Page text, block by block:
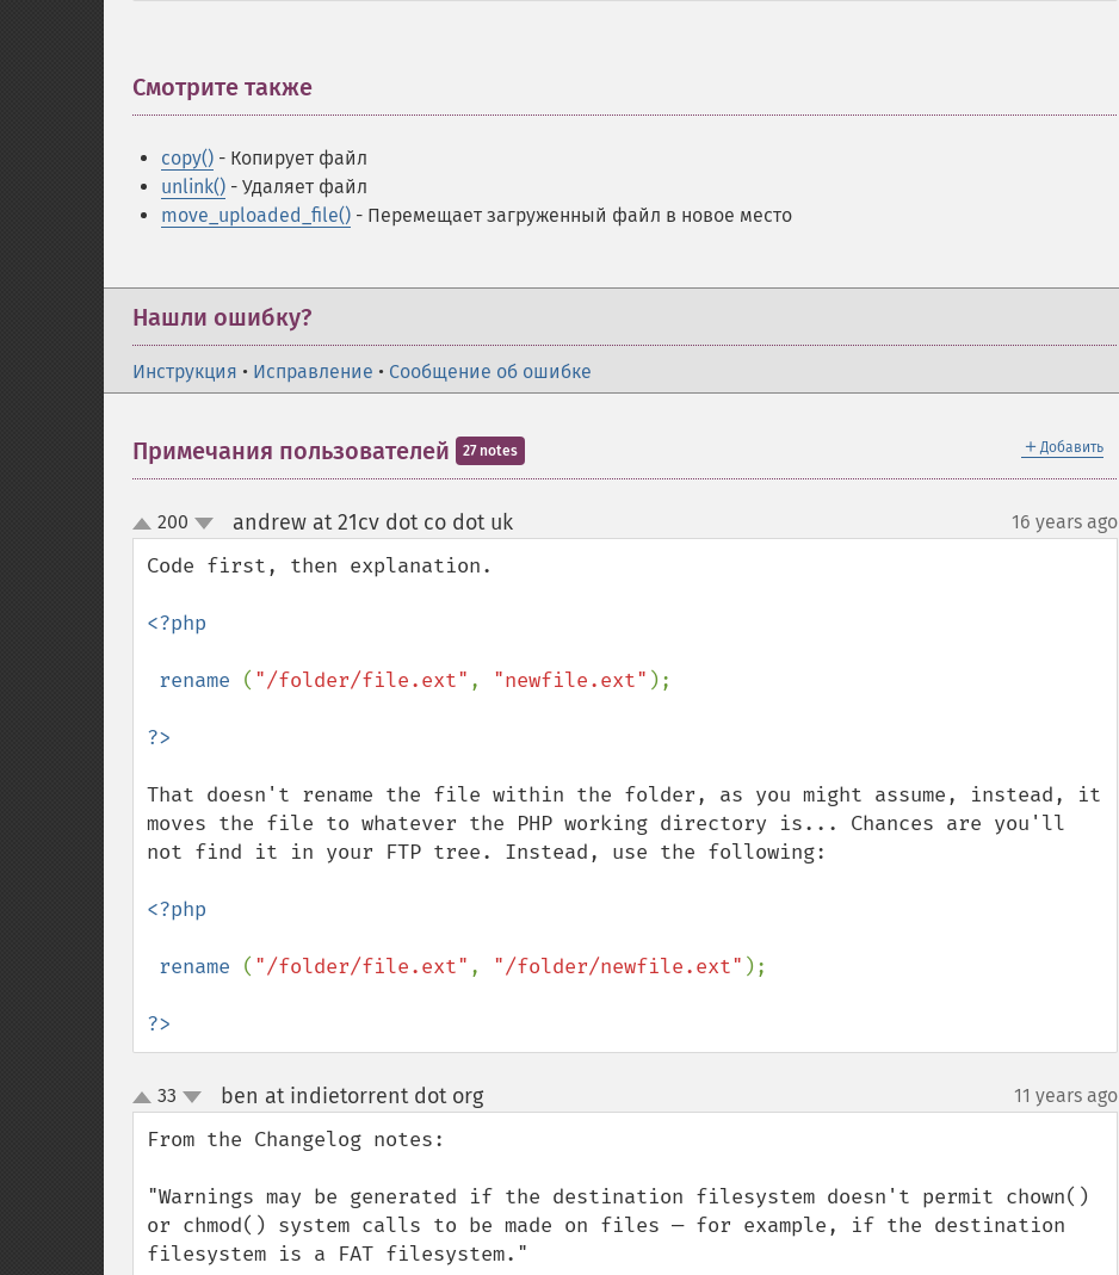
Смотрите также
copy() - Копирует файл
unlink() - Удаляет файл
move_uploaded_file() - Перемещает загруженный файл в новое место
Нашли ошибку?
Инструкция • Исправление • Сообщение об ошибке
＋ Добавить
Примечания пользователей 27 notes
up
down
200 andrew at 21cv dot co dot uk¶ 16 years ago
Code first, then explanation.
<?php
rename ( "/folder/file.ext" , "newfile.ext" );
That doesn't rename the file within the folder, as you might assume, instead, it
moves the file to whatever the PHP working directory is... Chances are you'll
not find it in your FTP tree. Instead, use the following:
<?php
rename ( "/folder/file.ext" , "/folder/newfile.ext" );
?>
up
down
33 ben at indietorrent dot org¶ 11 years ago
From the Changelog notes:
"Warnings may be generated if the destination filesystem doesn't permit chown()
or chmod() system calls to be made on files — for example, if the destination
filesystem is a FAT filesystem."